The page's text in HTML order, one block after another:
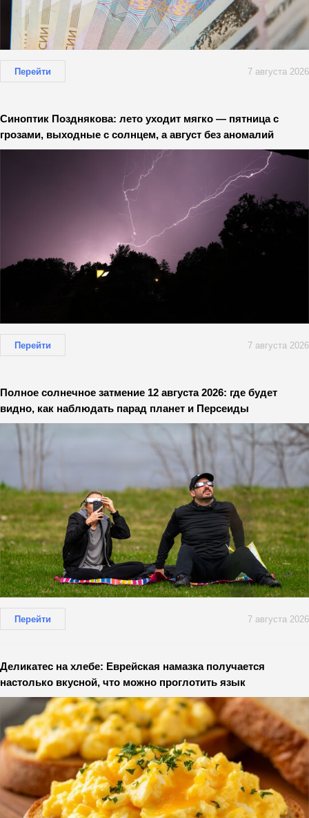
Перейти 7 августа 2026
Синоптик Позднякова: лето уходит мягко — пятница с
грозами, выходные с солнцем, а август без аномалий
Перейти 7 августа 2026
Полное солнечное затмение 12 августа 2026: где будет
видно, как наблюдать парад планет и Персеиды
Перейти 7 августа 2026
Деликатес на хлебе: Еврейская намазка получается
настолько вкусной, что можно проглотить язык